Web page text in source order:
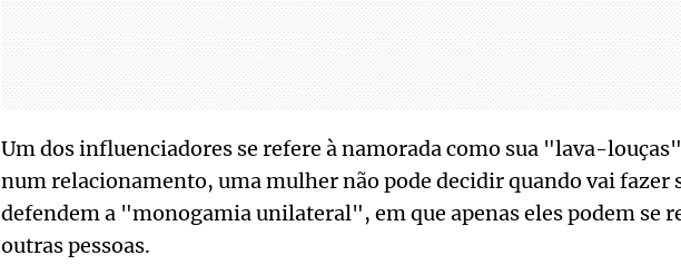
Um dos influenciadores se refere à namorada como sua "lava-
num relacionamento, uma mulher não pode decidir quando vai fazer
defendem a "monogamia unilateral", em que apenas eles podem se
outras pessoas.